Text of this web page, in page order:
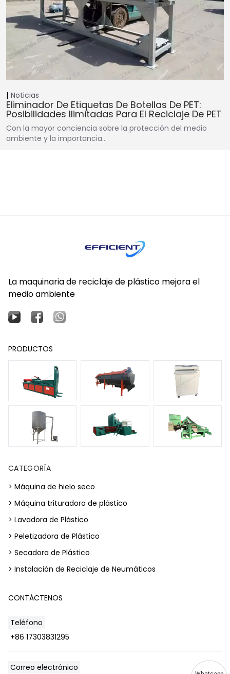
Noticias
Eliminador De Etiquetas De Botellas De PET:
Posibilidades Ilimitadas Para El Reciclaje De PET
Con la mayor conciencia sobre la protección del medio
ambiente y la importancia…
La maquinaria de reciclaje de plástico mejora el
medio ambiente
PRODUCTOS
CATEGORÍA
> Máquina de hielo seco
> Máquina trituradora de plástico
> Lavadora de Plástico
> Peletizadora de Plástico
> Secadora de Plástico
> Instalación de Reciclaje de Neumáticos
CONTÁCTENOS
Teléfono
+86 17303831295
Correo electrónico